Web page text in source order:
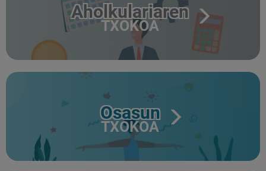
Aholkulariaren
TXOKOA
Osasun
TXOKOA